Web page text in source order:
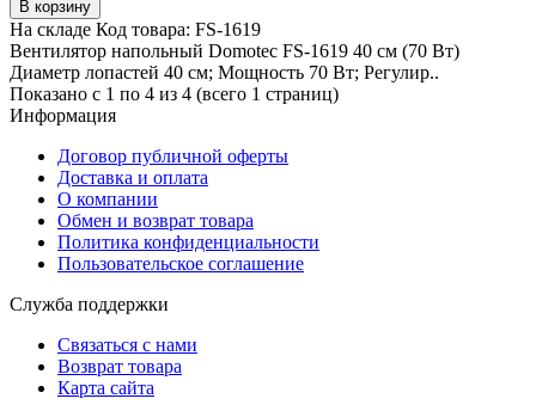
В корзину
На складе Код товара: FS-1619
Вентилятор напольный Domotec FS-1619 40 см (70 Вт)
Диаметр лопастей 40 см; Мощность 70 Вт; Регулир..
Показано с 1 по 4 из 4 (всего 1 страниц)
Информация
Договор публичной оферты
Доставка и оплата
О компании
Обмен и возврат товара
Политика конфиденциальности
Пользовательское соглашение
Служба поддержки
Связаться с нами
Возврат товара
Карта сайта